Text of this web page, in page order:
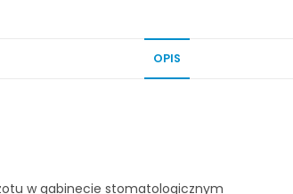
OPIS
w gabinecie stomatologicznym